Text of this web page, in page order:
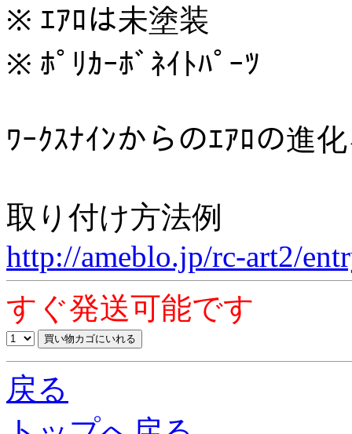
※ ｴｱﾛは未塗装
※ ﾎﾟﾘｶｰﾎﾞﾈｲﾄﾊﾟｰﾂ
ﾜｰｸｽﾅｲﾝからのｴｱﾛの進
取り付け方法例
http://ameblo.jp/rc-art2/
すぐ発送可能です
戻る